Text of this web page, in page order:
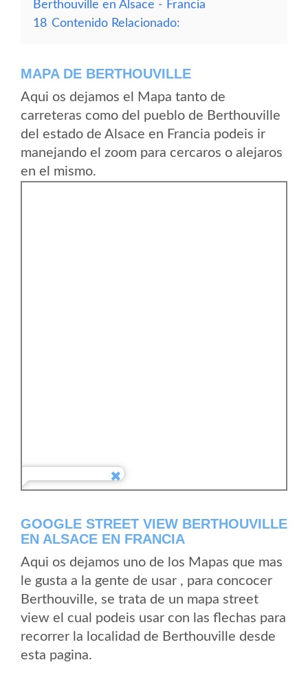
Berthouville en Alsace - Francia
18 Contenido Relacionado:
MAPA DE BERTHOUVILLE
Aqui os dejamos el Mapa tanto de
carreteras como del pueblo de Berthouville
del estado de Alsace en Francia podeis ir
manejando el zoom para cercaros o alejaros
en el mismo.
GOOGLE STREET VIEW BERTHOUVILLE
EN ALSACE EN FRANCIA
Aqui os dejamos uno de los Mapas que mas
le gusta a la gente de usar , para concocer
Berthouville, se trata de un mapa street
view el cual podeis usar con las flechas para
recorrer la localidad de Berthouville desde
esta pagina.